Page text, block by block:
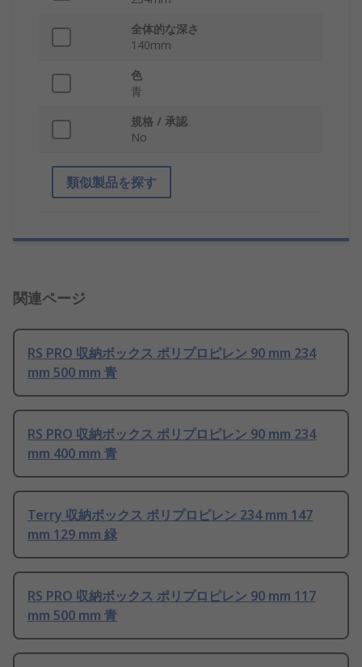
全体的な深さ
140mm
色
青
規格 / 承認
No
類似製品を探す
関連ページ
RS PRO 収納ボックス ポリプロピレン 90 mm 234
mm 500 mm 青
RS PRO 収納ボックス ポリプロピレン 90 mm 234
mm 400 mm 青
Terry 収納ボックス ポリプロピレン 234 mm 147
mm 129 mm 緑
RS PRO 収納ボックス ポリプロピレン 90 mm 117
mm 500 mm 青